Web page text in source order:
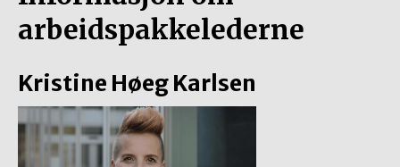
arbeidspakkelederne
Kristine Høeg Karlsen